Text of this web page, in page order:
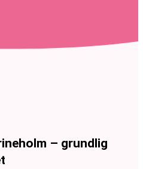
– grundlig